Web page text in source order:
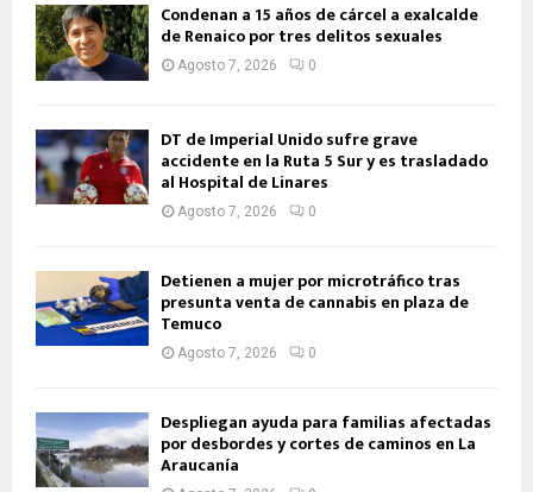
Condenan a 15 años de cárcel a exalcalde
de Renaico por tres delitos sexuales
Agosto 7, 2026 0
DT de Imperial Unido sufre grave
accidente en la Ruta 5 Sur y es trasladado
al Hospital de Linares
Agosto 7, 2026 0
Detienen a mujer por microtráfico tras
presunta venta de cannabis en plaza de
Temuco
Agosto 7, 2026 0
Despliegan ayuda para familias afectadas
por desbordes y cortes de caminos en La
Araucanía